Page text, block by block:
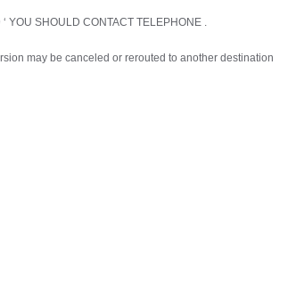
YOU SHOULD CONTACT TELEPHONE .
may be canceled or rerouted to another destination